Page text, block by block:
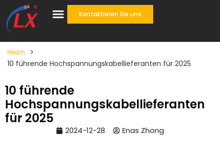
Kontaktieren Sie uns
Heim >
10 führende Hochspannungskabellieferanten für 2025
10 führende
Hochspannungskabellieferanten
für 2025
2024-12-28 Enas Zhong